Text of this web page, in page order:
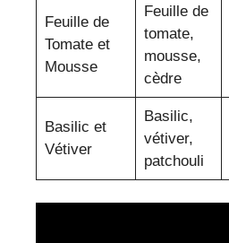
Feuille de
Tomate et
Mousse
Feuille de
tomate,
mousse,
cèdre
Basilic et
Vétiver
Basilic,
vétiver,
patchouli